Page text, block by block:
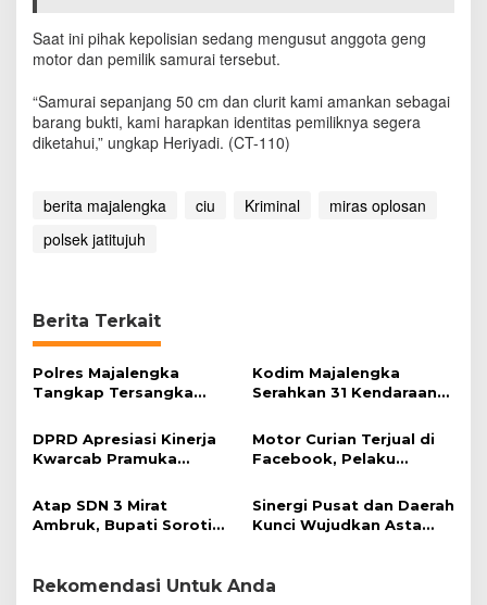
Saat ini pihak kepolisian sedang mengusut anggota geng
motor dan pemilik samurai tersebut.
“Samurai sepanjang 50 cm dan clurit kami amankan sebagai
barang bukti, kami harapkan identitas pemiliknya segera
diketahui,” ungkap Heriyadi. (CT-110)
berita majalengka ciu Kriminal
miras oplosan
polsek jatitujuh
Berita Terkait
Polres Majalengka
Tangkap Tersangka
terhadap Anak
Kodim Majalengka
Serahkan 31 Kendaraan
Koperasi Desa Merah
Putih
DPRD Apresiasi Kinerja
Kwarcab Pramuka
Motor Curian Terjual di
Facebook, Pelaku
Sehari
Atap SDN 3 Mirat
Ambruk, Bupati Soroti
Sinergi Pusat dan Daerah
Kunci Wujudkan Asta
Rekomendasi Untuk Anda